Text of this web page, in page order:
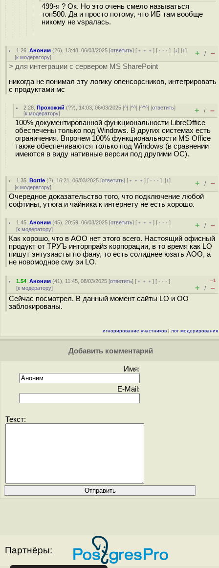
499-я ? Ок. Но это очень смело называться
топ500. Да и просто потому, что ИБ там вообще
никому не vsралась.
1.26 ,Аноним (26), 13:48, 06/03/2025 [ответить] [ ﹢﹢﹢] [ · · ·][↓] [↑]
[к модератору] + / –
> для интеграции с сервером MS SharePoint
никогда не понимал эту логику опенсорсников, интегрировать
с продуктами мс
2.28 ,Прохожий (??), 14:03, 06/03/2025 [^] [^^] [^^^] [ответить]
[к модератору] + / –
100% документированной функциональности LibreOffice
обеспечены только под Windows. В других системах есть
ограничения. Впрочем 100% функциональности MS Office
также обеспечиваются только под Windows (в сравнении
имеются в виду нативные версии под другими ОС).
1.35 ,Bottle (?), 16:21, 06/03/2025 [ответить] [ ﹢﹢﹢] [ · · ·][↑]
[к модератору] + / –
Очередное доказательство того, что подключение любой
софтины, утюга и чайника к интернету не есть хорошо.
1.45 ,Аноним (45), 20:59, 06/03/2025 [ответить] [ ﹢﹢﹢] [ · · ·]
[к модератору] + / –
Как хорошо, что в AOO нет этого всего. Настоящий офисный
продукт от ТРУЪ инторпрайз корпорации, в то время как LO
пишут энтузиасты по фану, то есть солиднее юзать AOO, а
не новомодное сму зи LO.
1.54 ,Аноним (41), 11:45, 08/03/2025 [ответить] [ ﹢﹢﹢] [ · · ·]
[к модератору]
–1
+ / –
Сейчас посмотрел. В данный момент сайты LO и OO
заблокированы.
игнорирование участников | лог модерирования
Добавить комментарий
Имя:
E-Mail:
Текст:
Партнёры: